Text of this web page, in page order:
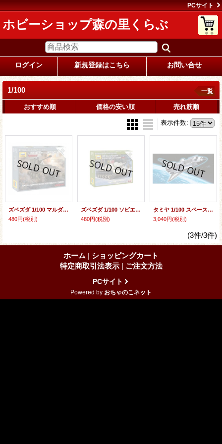
PCサイト
ホビーショップ森の里くらぶ
ログイン 新規登録はこちら お問い合せ
1/100 一覧
おすすめ順 価格の安い順 売れ筋順
表示件数:
ズベズダ 1/100 マルダーIII ドイツ 対戦車自走砲【プラモデル】
480円(税別)
ズベズダ 1/100 ソビエト自走砲 SU-122【プラモデル】
480円(税別)
タミヤ 1/100 スペースシャトル・アトランティス【プラモデル】
3,040円(税別)
(3件/3件)
ホーム | ショッピングカート
特定商取引法表示 | ご注文方法
PCサイト
Powered by おちゃのこネット